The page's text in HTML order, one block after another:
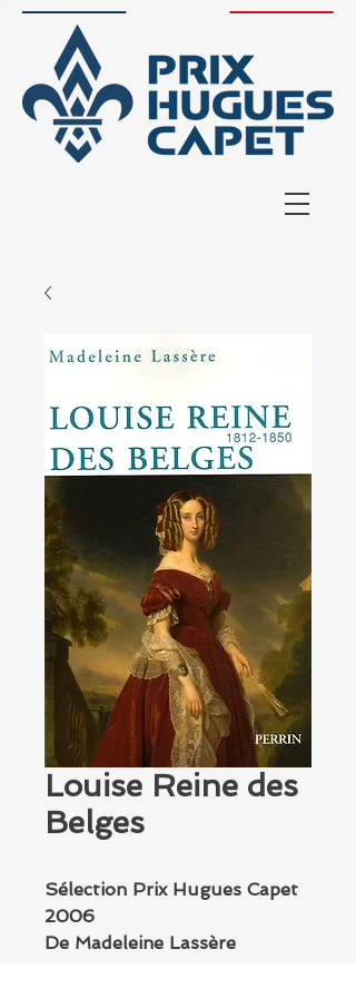
Louise Reine des
Belges
Sélection Prix Hugues Capet
2006
De Madeleine Lassère